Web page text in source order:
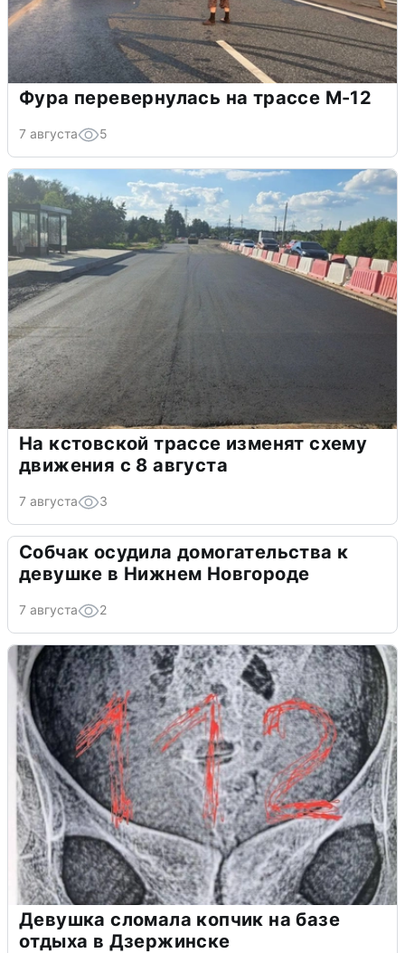
Фура перевернулась на трассе М-12
7 августа 5
На кстовской трассе изменят схему
движения с 8 августа
7 августа 3
Собчак осудила домогательства к
девушке в Нижнем Новгороде
7 августа 2
Девушка сломала копчик на базе
отдыха в Дзержинске